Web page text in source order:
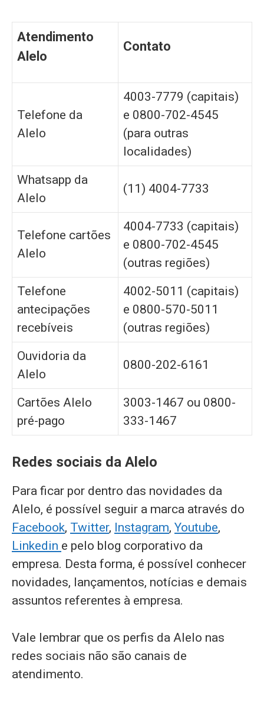
Atendimento
Alelo
Contato
Telefone da
Alelo
4003-7779 (capitais)
e 0800-702-4545
(para outras
localidades)
Whatsapp da
Alelo
(11) 4004-7733
Telefone cartões
Alelo
4004-7733 (capitais)
e 0800-702-4545
(outras regiões)
Telefone
antecipações
recebíveis
4002-5011 (capitais)
e 0800-570-5011
(outras regiões)
Ouvidoria da
Alelo
0800-202-6161
Cartões Alelo
pré-pago
3003-1467 ou 0800-
333-1467
Redes sociais da Alelo
Para ficar por dentro das novidades da
Alelo, é possível seguir a marca através do
Facebook, Twitter, Instagram, Youtube,
Linkedin e pelo blog corporativo da
empresa. Desta forma, é possível conhecer
novidades, lançamentos, notícias e demais
assuntos referentes à empresa.
Vale lembrar que os perfis da Alelo nas
redes sociais não são canais de
atendimento.